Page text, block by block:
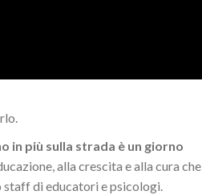
in più sulla strada è un giorno
alla crescita e alla cura che
staff di educatori e psicologi.